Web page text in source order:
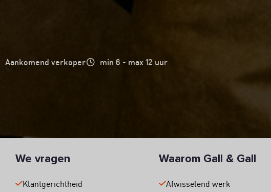
Aankomend verkoper
min 6 - max 12 uur
We vragen
Klantgerichtheid
Waarom Gall & Gall
Afwisselend werk